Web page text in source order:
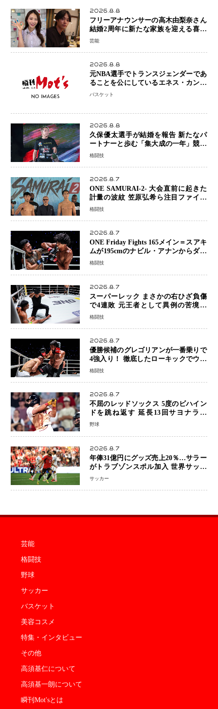
2026.8.8
フリーアナウンサーの高木由梨奈さん
結婚2周年に新たな家族を迎える喜び
を報告 夫・岸田タツヤさんと連名
芸能
2026.8.8
元NBA選手でトランスジェンダーであ
ることを公にしているエネス・カンタ
ーがWNBAドラフト参戦を表明「参加
バスケット
2026.8.8
久保優太選手が結婚を報告 新たなパ
ートナーと歩む「集大成の一年」競技
生活を支える存在に感謝
格闘技
2026.8.7
ONE SAMURAI-2- 大会直前に起きた
計量の波紋 笠原弘希ら注目ファイタ
ーは契約体重で決戦へ、山本歩夢と平
格闘技
2026.8.7
ONE Friday Fights 165メイン＝スアキ
ムが195cmのナビル・アナンからダウ
ン奪取！猛反撃を耐え抜き判定勝利、
格闘技
2026.8.7
スーパーレック まさかの右ひざ負傷
で4連敗 元王者として異例の苦境…
「アクシデント」でも消えない危険信
格闘技
2026.8.7
優勝候補のグレゴリアンが一番乗りで
4強入り！ 徹底したローキックでウス
ビャンを攻略、判定勝利
格闘技
2026.8.7
不屈のレッドソックス 5度のビハイン
ドを跳ね返す 延長13回サヨナラ勝
ち 吉田正尚選手も2安打1打点で貢献 4
野球
2026.8.7
年俸31億円にグッズ売上20％…サラー
がトラブゾンスポル加入 世界サッカ
ーは「五大リーグ一強」から新時代へ
サッカー
芸能
格闘技
野球
サッカー
バスケット
美容コスメ
特集・インタビュー
その他
高須基仁について
高須基一朗について
瞬刊Mot'sとは